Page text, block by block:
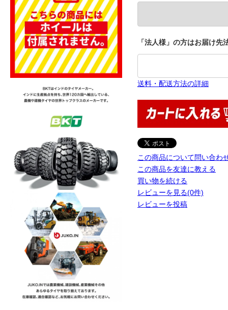
「法人様」の方はお届け
送料・配送方法の詳細
この商品について問い合わ
この商品を友達に教える
買い物を続ける
レビューを見る(0件)
レビューを投稿